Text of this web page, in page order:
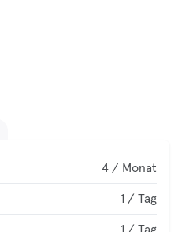
4 / Monat
1 / Tag